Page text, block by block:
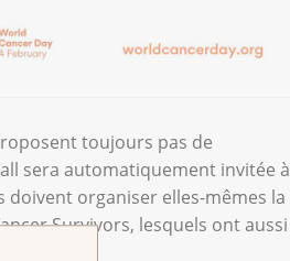
toujours pas de
sera automatiquement invitée à
doivent organiser elles-mêmes la
Survivors, lesquels ont aussi